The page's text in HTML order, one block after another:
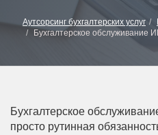
Аутсорсинг бухгалтерских услуг
Бухгалтерское обслуживание
Бухгалтерское
просто рутинная